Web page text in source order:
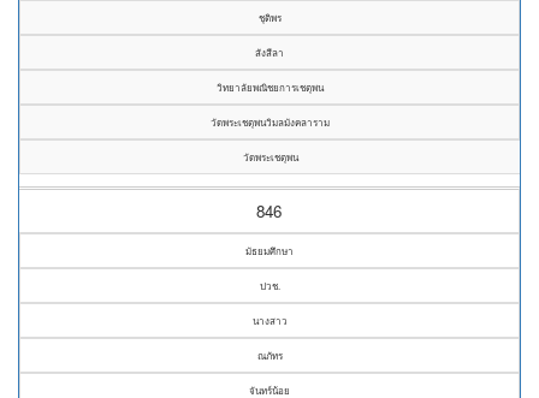
ชุติพร
สังสีลา
วิทยาลัยพณิชยการเชตุพน
วัดพระเชตุพนวิมลมังคลาราม
วัดพระเชตุพน
846
มัธยมศึกษา
ปวช.
นางสาว
ณภัทร
จันทร์น้อย